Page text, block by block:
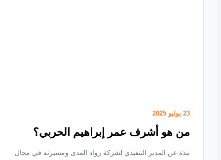
من هو أشرف عمر إبراهيم الحربي؟
نبذة عن المدير التنفيذي لشركة رواد المدى ومسيرته في مجال